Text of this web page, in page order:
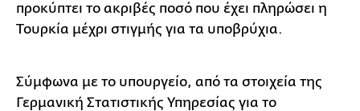
προκύπτει το ακριβές ποσό που έχει πληρώσει η
Τουρκία μέχρι στιγμής για τα υποβρύχια.
Σύμφωνα με το υπουργείο, από τα στοιχεία της
Γερμανική Στατιστικής Υπηρεσίας για το